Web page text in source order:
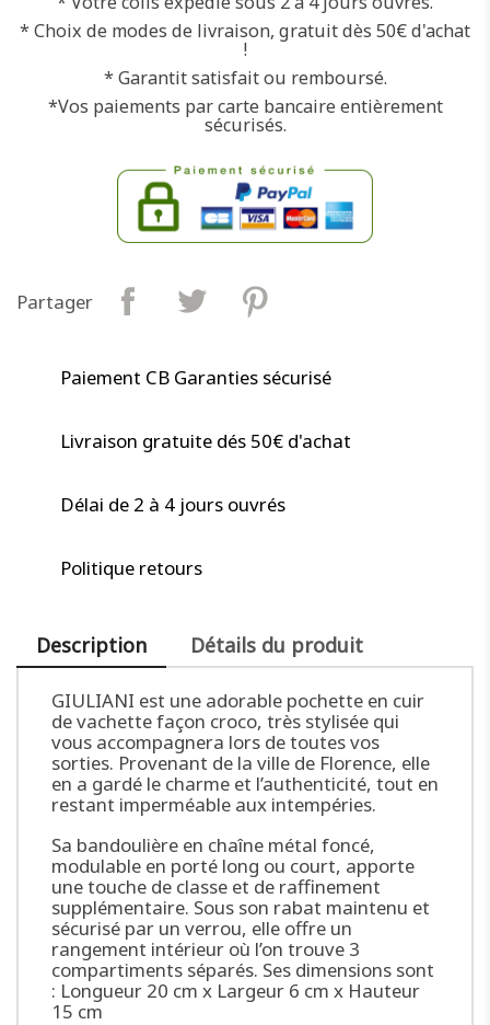
* Choix de modes de livraison, gratuit dès 50€ d'achat
!
* Garantit satisfait ou remboursé.
*Vos paiements par carte bancaire entièrement
sécurisés.
Partager
Paiement CB Garanties sécurisé
Livraison gratuite dés 50€ d'achat
Délai de 2 à 4 jours ouvrés
Politique retours
Description Détails du produit
GIULIANI est une adorable pochette en cuir
de vachette façon croco, très stylisée qui
vous accompagnera lors de toutes vos
sorties. Provenant de la ville de Florence, elle
en a gardé le charme et l’authenticité, tout en
restant imperméable aux intempéries.
Sa bandoulière en chaîne métal foncé,
modulable en porté long ou court, apporte
une touche de classe et de raffinement
supplémentaire. Sous son rabat maintenu et
sécurisé par un verrou, elle offre un
rangement intérieur où l’on trouve 3
compartiments séparés. Ses dimensions sont
: Longueur 20 cm x Largeur 6 cm x Hauteur
15 cm